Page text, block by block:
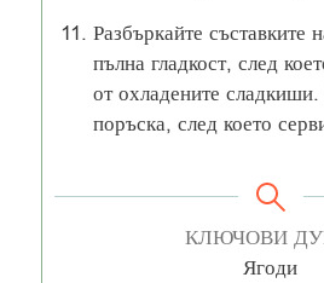
Разбъркайте съставките
пълна гладкост, след
от охладените
поръска, след което
КЛЮЧОВИ
Ягоди